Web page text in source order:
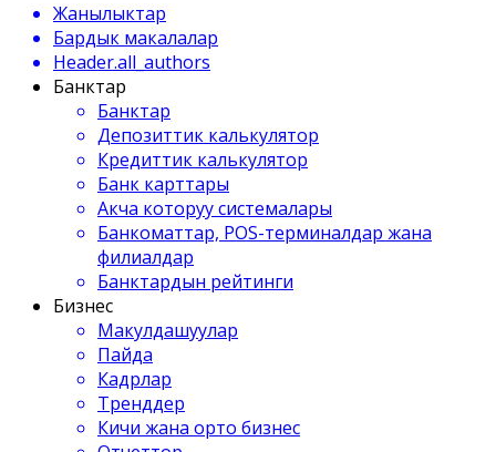
Жанылыктар
Бардык макалалар
Header.all_authors
Банктар
Банктар
Депозиттик калькулятор
Кредиттик калькулятор
Банк карттары
Акча которуу системалары
Банкоматтар, POS-терминалдар жана
филиалдар
Банктардын рейтинги
Бизнес
Макулдашуулар
Пайда
Кадрлар
Тренддер
Кичи жана орто бизнес